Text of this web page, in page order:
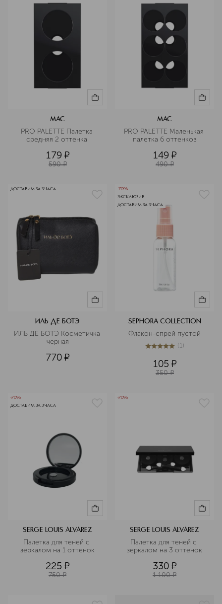
MAC
PRO PALETTE Палетка
179 ¤
590 ¤
MAC
PRO PALETTE Маленькая
палетка 6 оттенков
149 ¤
490 ¤
ДОСТАВИМ ЗА 3 ЧАСА
ИЛЬ ДЕ БОТЭ
ИЛЬ ДЕ БОТЭ Косметичка
черная
770 ¤
-70%
ЭКСКЛЮЗИВ
ДОСТАВИМ ЗА 3 ЧАСА
SEPHORA COLLECTION
Флакон-спрей пустой
5из 51 (1)
105 ¤
350 ¤
-70%
ДОСТАВИМ ЗА 3 ЧАСА
SERGE LOUIS ALVAREZ
Палетка для теней с
зеркалом на 1 оттенок
225 ¤
750 ¤
-70%
SERGE LOUIS ALVAREZ
Палетка для теней с
зеркалом на 3 оттенок
330 ¤
1 100 ¤